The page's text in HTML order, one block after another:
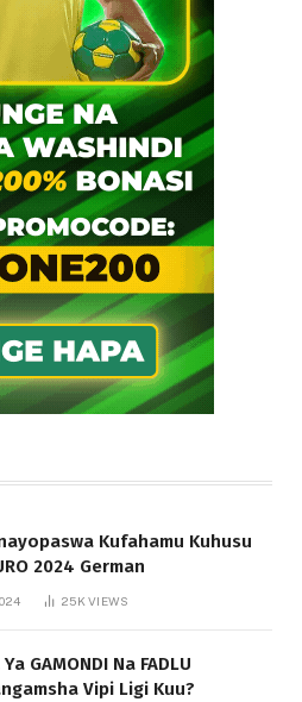
Kufahamu Kuhusu
2024 German
25KVIEWS
GAMONDI Na FADLU
Vipi Ligi Kuu?